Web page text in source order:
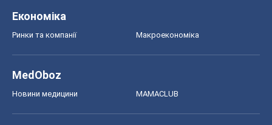
Економіка
Ринки та компанії Макроекономіка
MedOboz
Новини медицини MAMACLUB